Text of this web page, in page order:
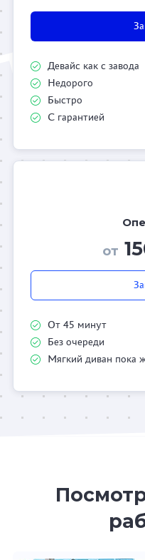
Девайс как с завода
Недорого
Быстро
С гарантией
от
От 45 минут
Без очереди
Мягкий диван пока